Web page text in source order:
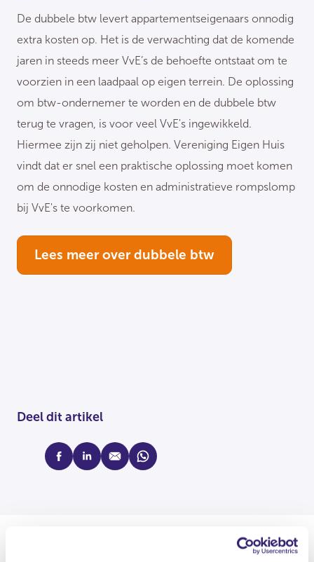
De dubbele btw levert appartementseigenaars onnodig
extra kosten op. Het is de verwachting dat de komende
jaren in steeds meer VvE’s de behoefte ontstaat om te
voorzien in een laadpaal op eigen terrein. De oplossing
om btw-ondernemer te worden en de dubbele btw
terug te vragen, is voor veel VvE's ingewikkeld.
Hiermee zijn zij niet geholpen. Vereniging Eigen Huis
vindt dat er snel een praktische oplossing moet komen
om de onnodige kosten en administratieve rompslomp
bij VvE's te voorkomen.
Lees meer over dubbele btw
Deel dit artikel
facebooklinkedinmail whatsapp